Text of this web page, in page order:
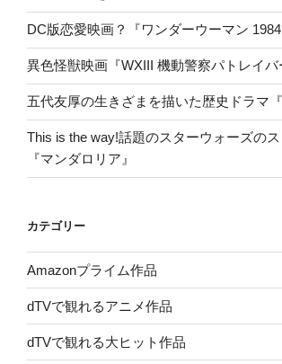
DC版恋愛映画？『ワンダーウーマン 1984
異色怪獣映画『WXIII 機動警察パトレイバ
五代友厚の生きざまを描いた歴史ドラマ『
This is the way!話題のスターウォーズの
『マンダロリア』
カテゴリー
Amazonプライム作品
dTVで観れるアニメ作品
dTVで観れる大ヒット作品